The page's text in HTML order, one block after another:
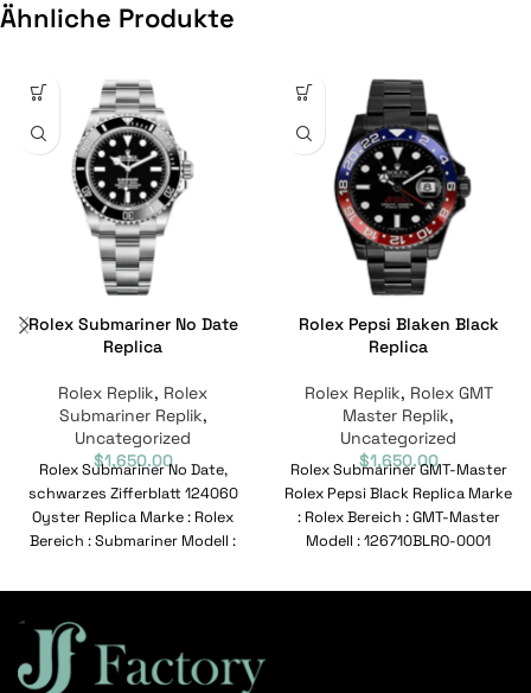
Ähnliche Produkte
Rolex Submariner No Date
Replica
Rolex Replik, Rolex
Submariner Replik,
Uncategorized
$1,650.00
Rolex Submariner No Date,
schwarzes Zifferblatt 124060
Oyster Replica Marke : Rolex
Bereich : Submariner Modell :
Rolex Pepsi Blaken Black
Replica
Rolex Replik, Rolex GMT
Master Replik,
Uncategorized
$1,650.00
Rolex Submariner GMT-Master
Rolex Pepsi Black Replica Marke
: Rolex Bereich : GMT-Master
Modell : 126710BLRO-0001
0001 Bewegung